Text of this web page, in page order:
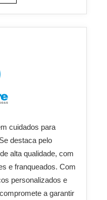
cuidados para
destaca pelo
alta qualidade, com
e franqueados. Com
personalizados e
a garantir